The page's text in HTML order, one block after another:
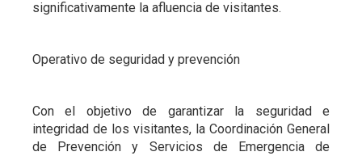
significativamente la afluencia de visitantes.
Operativo de seguridad y prevención
Con el objetivo de garantizar la seguridad e
integridad de los visitantes, la Coordinación General
de Prevención y Servicios de Emergencia de